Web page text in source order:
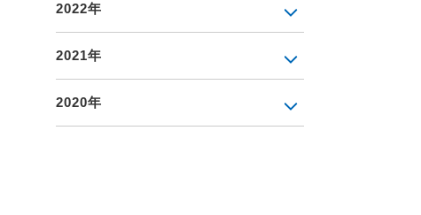
2022年
2021年
2020年